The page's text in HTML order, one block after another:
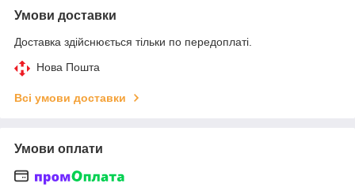
Умови доставки
Доставка здійснюється тільки по передоплаті.
Нова Пошта
Всі умови доставки
Умови оплати